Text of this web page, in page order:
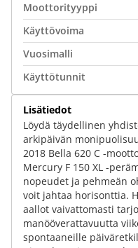
Moottorityyppi
Käyttövoima
Vuosimalli
Käyttötunnit
Lisätiedot
Löydä täydellinen
arkipäivän
2018 Bella 620 C -
Mercury F 150 XL -
nopeudet ja pehmeän
voit jahtaa horisonttia.
aallot vaivattomasti
manööverattavuutta
spontaaneille